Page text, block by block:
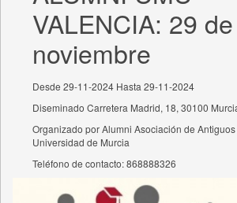
VALENCIA: 29 de
noviembre
Desde 29-11-2024 Hasta 29-11-2024
Diseminado Carretera Madrid, 18, 30100
Organizado por Alumni Asociación de
Universidad de Murcia
Teléfono de contacto: 868888326